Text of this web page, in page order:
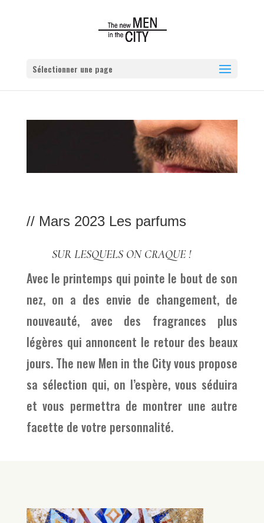
Sélectionner une page
// Mars 2023 Les parfums
SUR LESQUELS ON CRAQUE !
Avec le printemps qui pointe le bout de son
nez, on a des envie de changement, de
nouveauté, avec des fragrances plus
légères qui annoncent le retour des beaux
jours. The new Men in the City vous propose
sa sélection qui, on l’espère, vous séduira
et vous permettra de montrer une autre
facette de votre personnalité.